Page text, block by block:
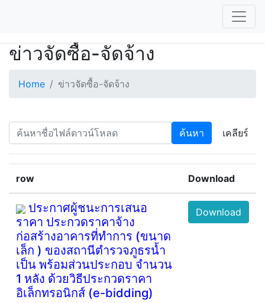
ข่าวจัดซื้อ-จัดจ้าง
Home ข่าวจัดซื้อ-จัดจ้าง
ค้นหา เคลียร์
row Download
ประกาศผู้ชนะการเสนอ
ราคา ประกวดราคาจ้าง
ก่อสร้างอาคารที่ทำการ (ขนาด
เล็ก ) ของสถานีตำรวจภูธรน้ำ
เป็น พร้อมส่วนประกอบ จำนวน
1 หลัง ด้วยวิธีประกวดราคา
อิเล็กทรอนิกส์ (e-bidding)
Download